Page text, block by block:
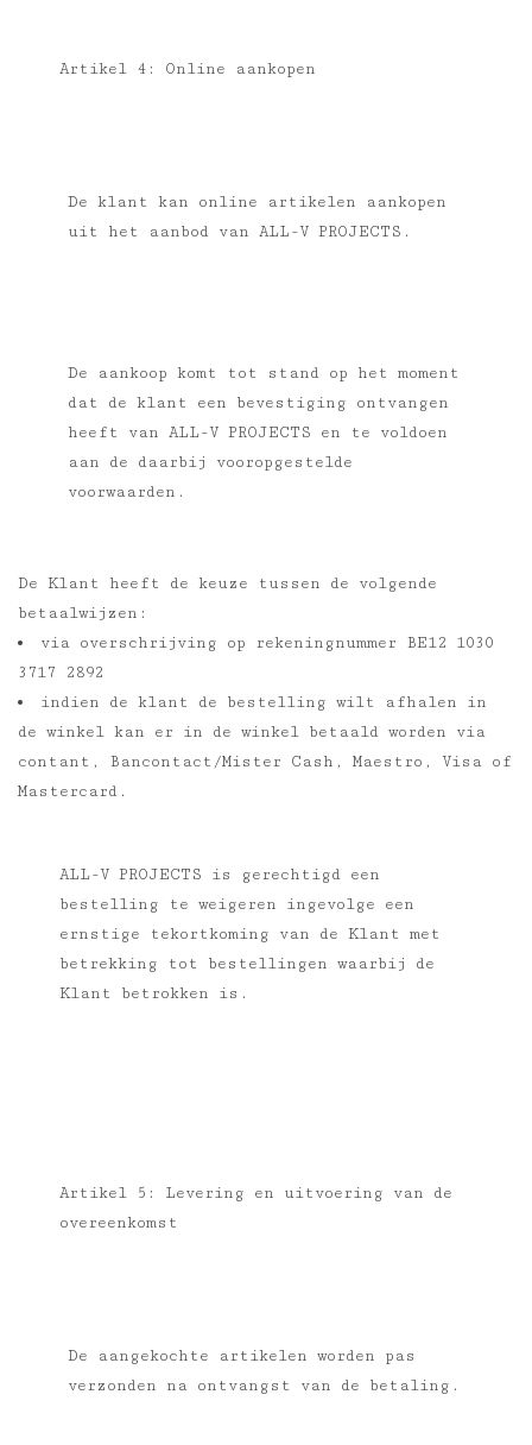
Artikel 4: Online aankopen
De klant kan online artikelen aankopen
uit het aanbod van ALL-V PROJECTS.
De aankoop komt tot stand op het moment
dat de klant een bevestiging ontvangen
heeft van ALL-V PROJECTS en te voldoen
aan de daarbij vooropgestelde
voorwaarden.
De Klant heeft de keuze tussen de volgende
betaalwijzen:
via overschrijving op rekeningnummer BE12 1030
3717 2892
indien de klant de bestelling wilt afhalen in
de winkel kan er in de winkel betaald worden via
contant, Bancontact/Mister Cash, Maestro, Visa of
Mastercard.
ALL-V PROJECTS is gerechtigd een
bestelling te weigeren ingevolge een
ernstige tekortkoming van de Klant met
betrekking tot bestellingen waarbij de
Klant betrokken is.
Artikel 5: Levering en uitvoering van de
overeenkomst
De aangekochte artikelen worden pas
verzonden na ontvangst van de betaling.